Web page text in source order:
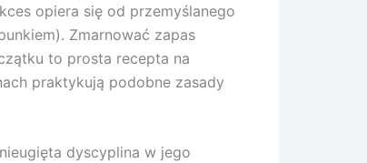
opiera się od przemyślanego
Zmarnować zapas
to prosta recepta na
praktykują podobne zasady
dyscyplina w jego